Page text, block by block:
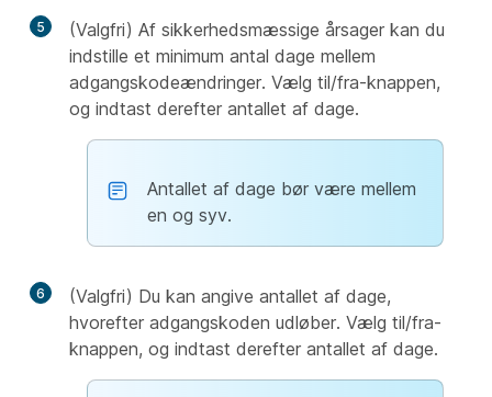
5
(Valgfri) Af sikkerhedsmæssige årsager kan du
indstille et minimum antal dage mellem
adgangskodeændringer. Vælg til/fra-knappen,
og indtast derefter antallet af dage.
Antallet af dage bør være mellem
en og syv.
6
(Valgfri) Du kan angive antallet af dage,
hvorefter adgangskoden udløber. Vælg til/fra-
knappen, og indtast derefter antallet af dage.